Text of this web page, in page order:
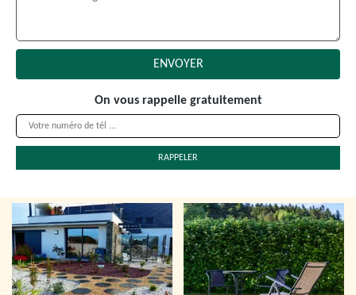
On vous rappelle gratuitement